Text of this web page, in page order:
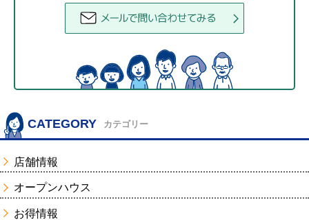
CATEGORY カテゴリー
店舗情報
オープンハウス
お得情報